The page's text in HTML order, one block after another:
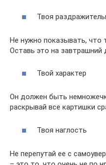
Твоя
Не нужно показывать, что
Оставь это на завтрашний
Твой характер
Он должен быть
раскрывай все картишки
Твоя наглость
Не перепутай ее с